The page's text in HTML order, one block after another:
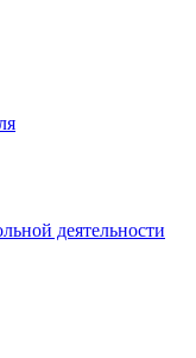
деятельности